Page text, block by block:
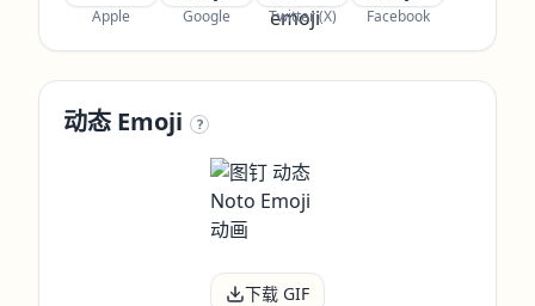
Apple Google Twitter (X) Facebook
动态 Emoji ?
下载 GIF